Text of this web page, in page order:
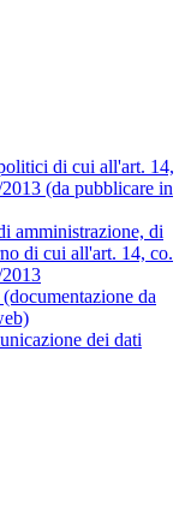
di cui all'art. 14,
(da pubblicare in
amministrazione, di
di cui all'art. 14, co.
da
dei dati